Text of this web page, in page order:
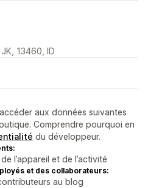
13460, ID
aux données suivantes
Comprendre pourquoi en
du développeur.
l’appareil et de l’activité
et des collaborateurs:
au blog